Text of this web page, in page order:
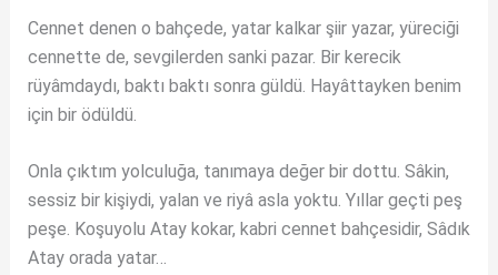
Cennet denen o bahçede, yatar kalkar şiir yazar, yüreciği
cennette de, sevgilerden sanki pazar. Bir kerecik
rüyâmdaydı, baktı baktı sonra güldü. Hayâttayken benim
için bir ödüldü.
Onla çıktım yolculuğa, tanımaya değer bir dottu. Sâkin,
sessiz bir kişiydi, yalan ve riyâ asla yoktu. Yıllar geçti peş
peşe. Koşuyolu Atay kokar, kabri cennet bahçesidir, Sâdık
Atay orada yatar…